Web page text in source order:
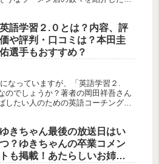
英語学習２.０とは？内容、評
価や評判・口コミは？本田圭
佑選手もおすすめ？
なっていますが、「英語学習２.
のでしょうか？著者の岡田祥吾さん
したい人のための英語コーチングサ
ゆきちゃん最後の放送日はい
つ？ゆきちゃんの卒業コメン
トも掲載！あたらしいお姉さ